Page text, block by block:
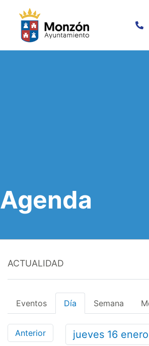
Agenda
ACTUALIDAD
Eventos Día Semana
Anterior jueves 16 enero